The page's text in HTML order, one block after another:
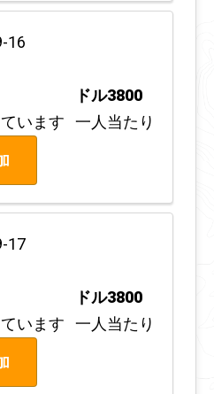
16
います
ドル3800
一人当たり
17
います
ドル3800
一人当たり